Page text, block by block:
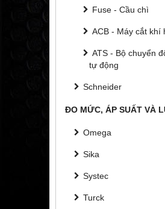
Fuse - Cầu chì
ACB - Máy cắt khí
ATS - Bộ chuyển
tự động
Schneider
ĐO MỨC, ÁP SUẤT VÀ
Omega
Sika
Systec
Turck